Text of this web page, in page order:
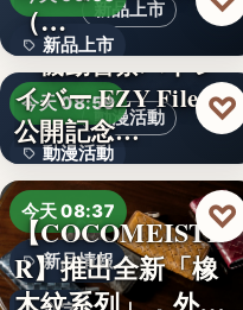
新品上市
新品上市
文字
（…
動漫活動
今天 08:59
動漫活動
3,000円
『機動警察パトレ
イバー EZY File 2』
公開記念…
♡
今天 08:37
新品情報
【COCOMEISTE
R】推出全新「橡
♡